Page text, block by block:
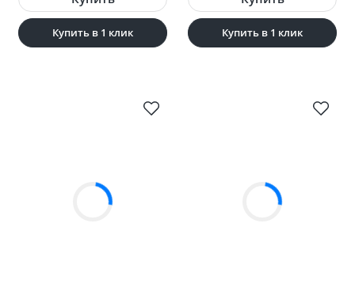
Купить в 1 клик Купить в 1 клик